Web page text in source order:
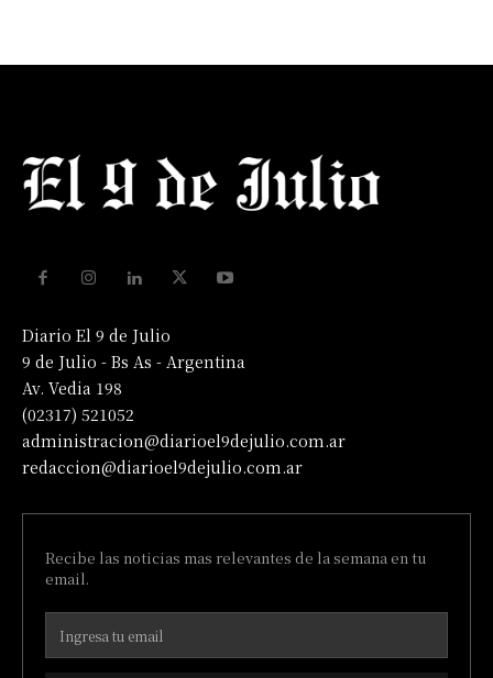
Diario El 9 de Julio
9 de Julio - Bs As - Argentina
Av. Vedia 198
(02317) 521052
administracion@diarioel9dejulio.com.ar
redaccion@diarioel9dejulio.com.ar
Recibe las noticias mas relevantes de la semana en tu
email.